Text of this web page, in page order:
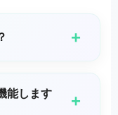
+
工知能を使用し
歌唱パフォーマ
能します
+